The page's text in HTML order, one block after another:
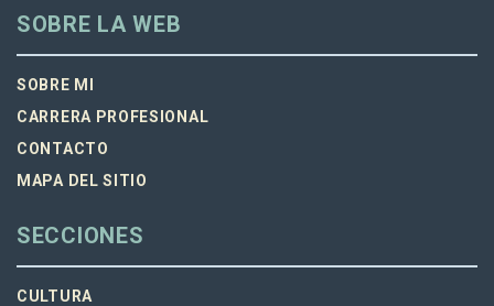
SOBRE LA WEB
SOBRE MI
CARRERA PROFESIONAL
CONTACTO
MAPA DEL SITIO
SECCIONES
CULTURA